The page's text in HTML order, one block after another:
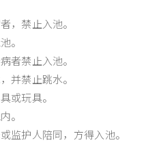
，禁止入池。
。
者禁止入池。
并禁止跳水。
或玩具。
。
监护人陪同，方得入池。